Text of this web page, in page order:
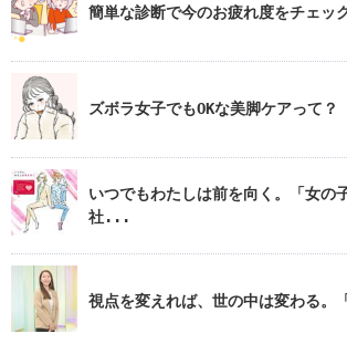
簡単な診断で今のお疲れ度をチェッ
ズボラ女子でもOKな美脚ケアって？
いつでもわたしは前を向く。「女の
社...
視点を変えれば、世の中は変わる